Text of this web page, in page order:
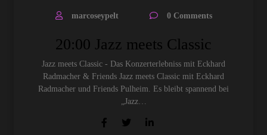
marcoseypelt 0 Comments
20:00 Jazz meets Classic
Jazz meets Classic - Das Konzerterlebniss mit Eckhard
Radmacher & Friends Jazz meets Classic mit Eckhard
Radmacher und Friends Pulheim. Es bleibt spannend bei
„Jazz…